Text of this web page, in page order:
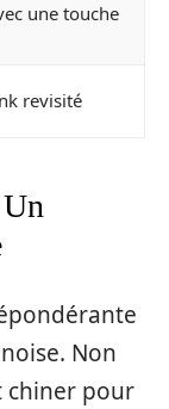
une touche
revisité
Non
chiner pour